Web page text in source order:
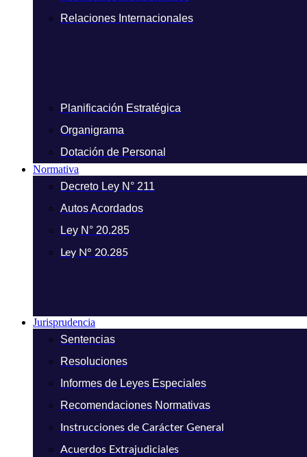
Relaciones Internacionales
Planificación Estratégica
Organigrama
Dotación de Personal
Normativa
Decreto Ley N° 211
Autos Acordados
Ley N° 20.285
Ley N° 20.285
Jurisprudencia
Sentencias
Resoluciones
Informes de Leyes Especiales
Recomendaciones Normativas
Instrucciones de Carácter General
Acuerdos Extrajudiciales